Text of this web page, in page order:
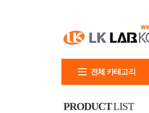
전체 카테고리
PRODUCTLIST